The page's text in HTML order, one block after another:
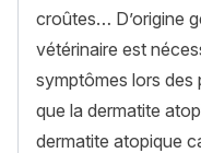
croûtes… D’origine
vétérinaire est
symptômes lors des
que la dermatite
dermatite atopique